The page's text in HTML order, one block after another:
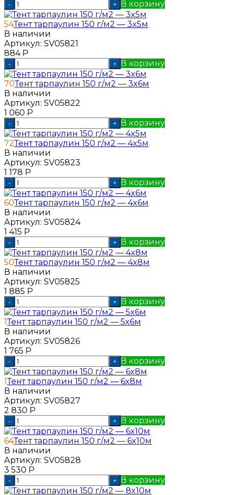
- + В корзину
54Тент тарпаулин 150 г/м2 — 3x5м
В наличии
Артикул: SV05821
884 Р
- + В корзину
70Тент тарпаулин 150 г/м2 — 3x6м
В наличии
Артикул: SV05822
1 060 Р
- + В корзину
72Тент тарпаулин 150 г/м2 — 4x5м
В наличии
Артикул: SV05823
1 178 Р
- + В корзину
60Тент тарпаулин 150 г/м2 — 4x6м
В наличии
Артикул: SV05824
1 415 Р
- + В корзину
50Тент тарпаулин 150 г/м2 — 4x8м
В наличии
Артикул: SV05825
1 885 Р
- + В корзину
1Тент тарпаулин 150 г/м2 — 5x6м
В наличии
Артикул: SV05826
1 765 Р
- + В корзину
1Тент тарпаулин 150 г/м2 — 6x8м
В наличии
Артикул: SV05827
2 830 Р
- + В корзину
64Тент тарпаулин 150 г/м2 — 6x10м
В наличии
Артикул: SV05828
3 530 Р
- + В корзину